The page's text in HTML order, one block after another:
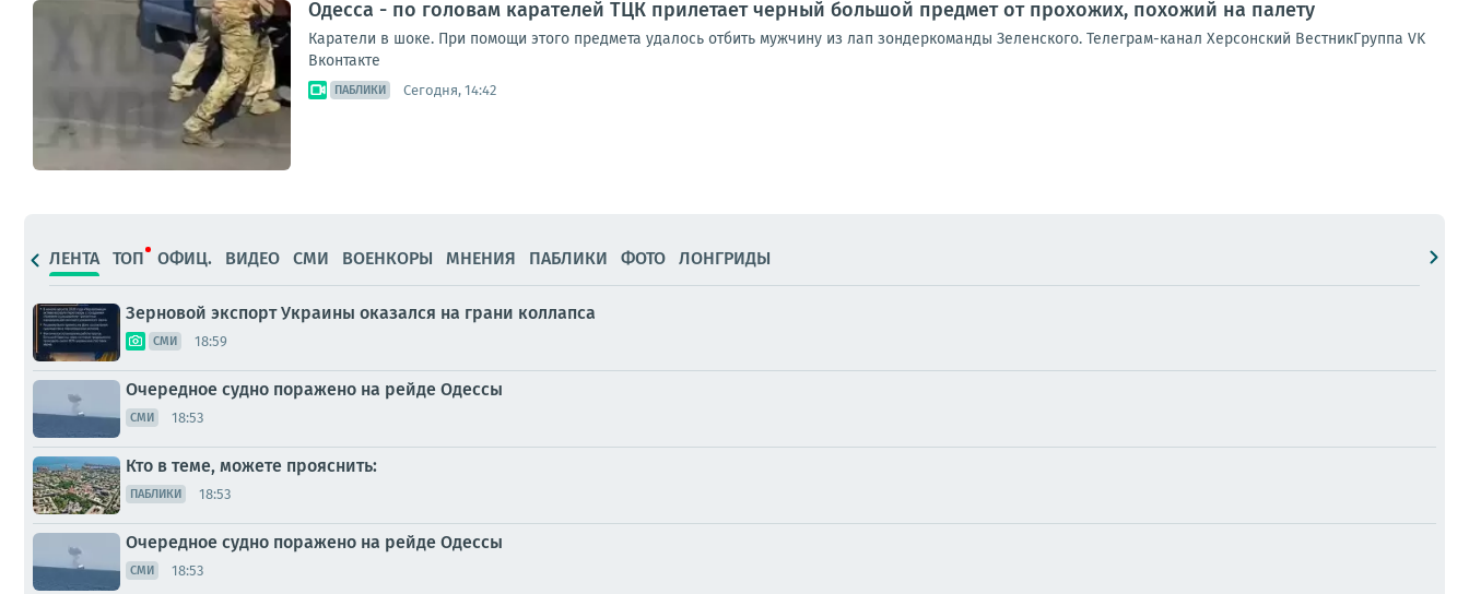
Одесса - по головам карателей ТЦК прилетает черный большой предмет от прохожих, похожий на палету
Каратели в шоке. При помощи этого предмета удалось отбить мужчину из лап зондеркоманды Зеленского. Телеграм-канал Херсонский ВестникГруппа VK
Вконтакте
ПАБЛИКИ Сегодня, 14:42
ЛЕНТА ТОП ОФИЦ. ВИДЕО СМИ ВОЕНКОРЫ МНЕНИЯ ПАБЛИКИ ФОТО ЛОНГРИДЫ
Зерновой экспорт Украины оказался на грани коллапса
СМИ 18:59
Очередное судно поражено на рейде Одессы
СМИ 18:53
Кто в теме, можете прояснить:
ПАБЛИКИ 18:53
Очередное судно поражено на рейде Одессы
СМИ 18:53